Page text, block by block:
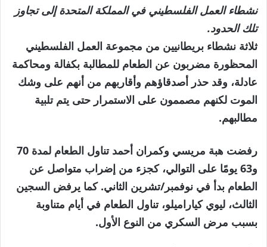
نشطاء العمل الفلسطيني في المملكة المتحدة إلى تجاوز
تلك الحدود.
ثلاثة نشطاء بريطانيين من مجموعة العمل الفلسطيني
المحظورة مضربون عن الطعام للمطالبة بكفالة ومحاكمة
عادلة، وقد حذر أصدقاؤهم وأقاربهم من أنهم على وشك
الموت لكنهم مصممون على الاستمرار حتى يتم تلبية
مطالبهم.
رفضت هبة مريسي وكمران أحمد تناول الطعام لمدة 70
و63 يومًا على التوالي، كجزء من إضراب متواصل عن
الطعام بدأ في نوفمبر/تشرين الثاني. كما يرفض السجين
الثالث، ليوي كياراميلو، تناول الطعام في أيام متناوبة
بسبب مرض السكري من النوع الأول.